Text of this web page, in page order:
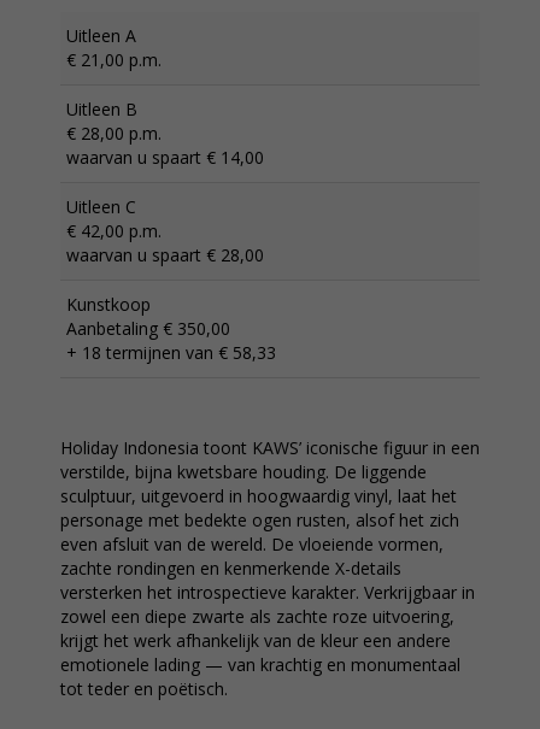
Uitleen A
€ 21,00 p.m.
Uitleen B
€ 28,00 p.m.
waarvan u spaart € 14,00
Uitleen C
€ 42,00 p.m.
waarvan u spaart € 28,00
Kunstkoop
Aanbetaling € 350,00
+ 18 termijnen van € 58,33
Holiday Indonesia toont KAWS’ iconische figuur in een
verstilde, bijna kwetsbare houding. De liggende
sculptuur, uitgevoerd in hoogwaardig vinyl, laat het
personage met bedekte ogen rusten, alsof het zich
even afsluit van de wereld. De vloeiende vormen,
zachte rondingen en kenmerkende X-details
versterken het introspectieve karakter. Verkrijgbaar in
zowel een diepe zwarte als zachte roze uitvoering,
krijgt het werk afhankelijk van de kleur een andere
emotionele lading — van krachtig en monumentaal
tot teder en poëtisch.